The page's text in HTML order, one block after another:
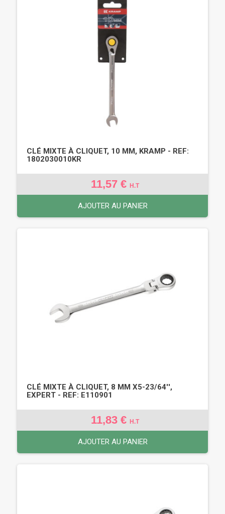
CLÉ MIXTE À CLIQUET, 10 MM, KRAMP - REF:
1802030010KR
11,57 € H.T
AJOUTER AU PANIER
CLÉ MIXTE À CLIQUET, 8 MM X5-23/64'',
EXPERT - REF: E110901
11,83 € H.T
AJOUTER AU PANIER